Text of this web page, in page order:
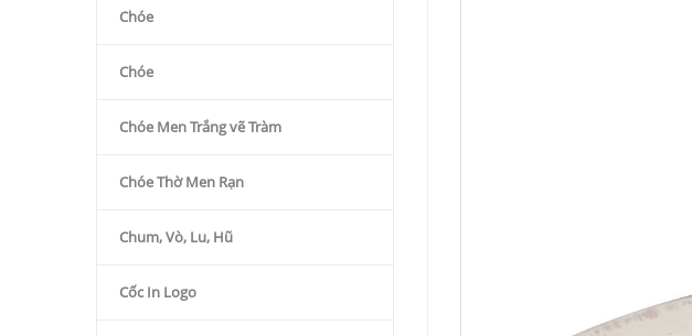
Chóe
Chóe
Chóe Men Trắng vẽ Tràm
Chóe Thờ Men Rạn
Chum, Vò, Lu, Hũ
Cốc In Logo